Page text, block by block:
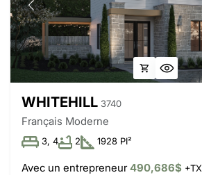
WHITEHILL 3740
Français Moderne
3, 4 2 1928 PI²
Avec un entrepreneur490,686$ +TX